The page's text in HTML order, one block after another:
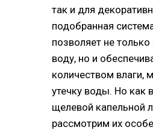
так и для
подобранная
позволяет не
воду, но и
количеством влаги,
утечку воды. Но как
щелевой капельной
рассмотрим их